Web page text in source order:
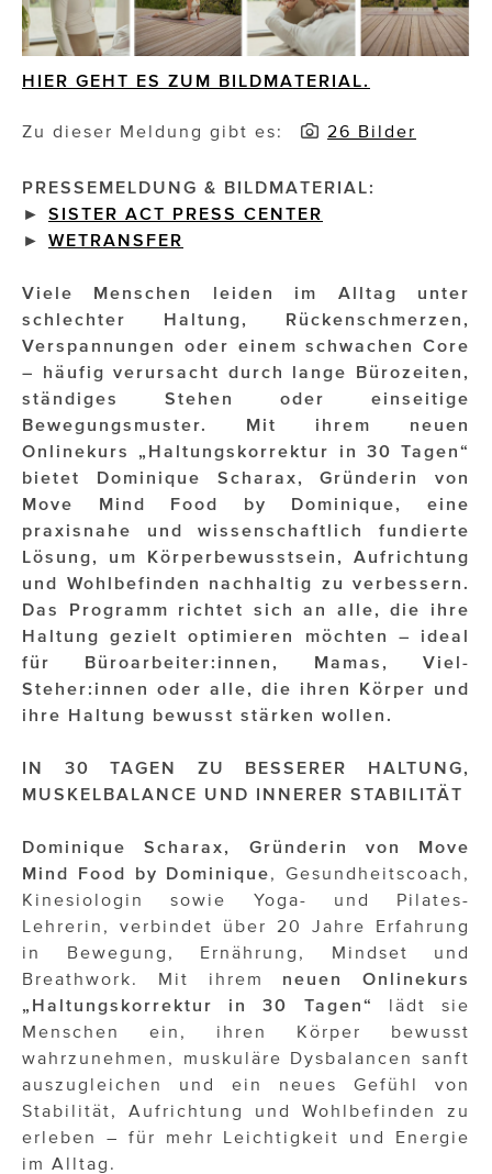
Foodsavers
FREIHERZ
FRISTADS
GHOST BASTARD
JOHANN STRAUSS – NEW DIMENSIONS
JOOLZ
JUWELIER WAGNER
Magenta Telekom
Merz Aesthetics
NEVER AGE NUTRITION
Nina Kraft – Kraft Media Minds
NORMAL
rot weiss rosé
sehen!wutscher
SISTER ACT
Solid & Bold
St. Peter Stiftskulinarium
Susanne Wuest
The Budims
TOG Studio
Upside Down Town Hotel – Neue Post
HIER GEHT ES ZUM BILDMATERIAL.
Zu dieser Meldung gibt es: 26 Bilder
PRESSEMELDUNG & BILDMATERIAL:
► SISTER ACT PRESS CENTER
► WETRANSFER
Viele Menschen leiden im Alltag unter
schlechter Haltung, Rückenschmerzen,
Verspannungen oder einem schwachen Core
– häufig verursacht durch lange Bürozeiten,
ständiges Stehen oder einseitige
Bewegungsmuster. Mit ihrem neuen
Onlinekurs „Haltungskorrektur in 30 Tagen“
bietet Dominique Scharax, Gründerin von
Move Mind Food by Dominique, eine
praxisnahe und wissenschaftlich fundierte
Lösung, um Körperbewusstsein, Aufrichtung
und Wohlbefinden nachhaltig zu verbessern.
Das Programm richtet sich an alle, die ihre
Haltung gezielt optimieren möchten – ideal
für Büroarbeiter:innen, Mamas, Viel-
Steher:innen oder alle, die ihren Körper und
ihre Haltung bewusst stärken wollen.
IN 30 TAGEN ZU BESSERER HALTUNG,
MUSKELBALANCE UND INNERER STABILITÄT
Dominique Scharax, Gründerin von Move
Mind Food by Dominique, Gesundheitscoach,
Kinesiologin sowie Yoga- und Pilates-
Lehrerin, verbindet über 20 Jahre Erfahrung
in Bewegung, Ernährung, Mindset und
Breathwork. Mit ihrem neuen Onlinekurs
„Haltungskorrektur in 30 Tagen“
lädt sie
Menschen ein, ihren Körper bewusst
wahrzunehmen, muskuläre Dysbalancen sanft
auszugleichen und ein neues Gefühl von
Stabilität, Aufrichtung und Wohlbefinden zu
erleben – für mehr Leichtigkeit und Energie
im Alltag.